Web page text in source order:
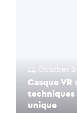
14 October
Casque
unique